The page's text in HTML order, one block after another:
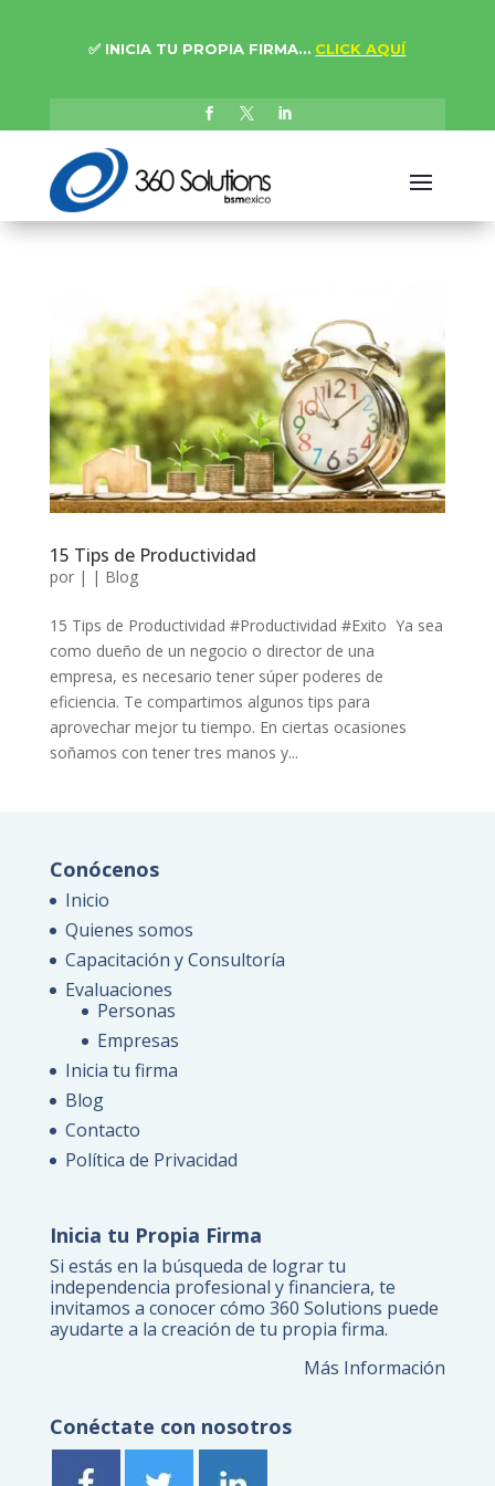
✅ INICIA TU PROPIA FIRMA… CLICK AQUÍ
15 Tips de Productividad
por | | Blog
15 Tips de Productividad #Productividad #Exito Ya sea
como dueño de un negocio o director de una
empresa, es necesario tener súper poderes de
eficiencia. Te compartimos algunos tips para
aprovechar mejor tu tiempo. En ciertas ocasiones
soñamos con tener tres manos y...
Conócenos
Inicio
Quienes somos
Capacitación y Consultoría
Evaluaciones
Personas
Empresas
Inicia tu firma
Blog
Contacto
Política de Privacidad
Inicia tu Propia Firma
Si estás en la búsqueda de lograr tu
independencia profesional y financiera, te
invitamos a conocer cómo 360 Solutions puede
ayudarte a la creación de tu propia firma.
Más Información
Conéctate con nosotros